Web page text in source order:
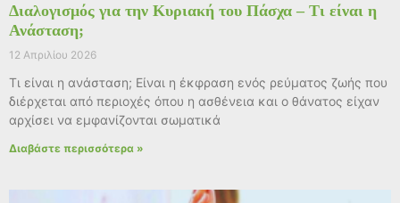
Διαλογισμός για την Κυριακή του Πάσχα – Τι είναι η
Ανάσταση;
12 Απριλίου 2026
Τι είναι η ανάσταση; Είναι η έκφραση ενός ρεύματος ζωής που
διέρχεται από περιοχές όπου η ασθένεια και ο θάνατος είχαν
αρχίσει να εμφανίζονται σωματικά
Διαβάστε περισσότερα »